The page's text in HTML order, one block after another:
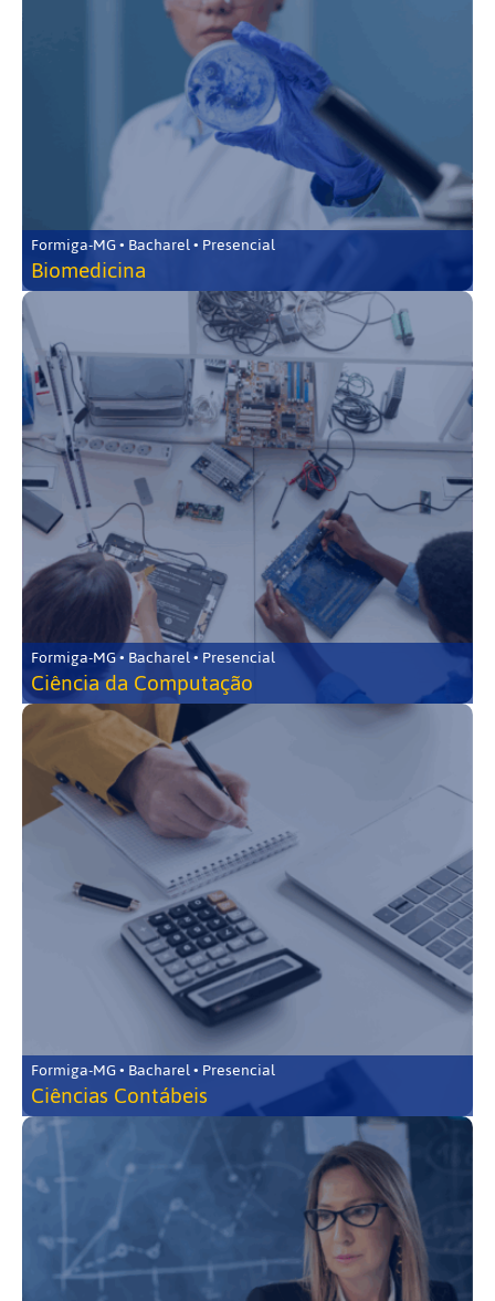
Formiga-MG • Bacharel • Presencial
Biomedicina
Formiga-MG • Bacharel • Presencial
Ciência da Computação
Formiga-MG • Bacharel • Presencial
Ciências Contábeis